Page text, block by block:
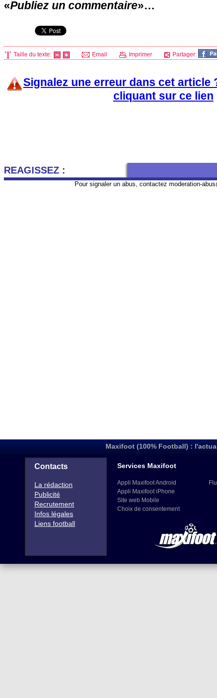
«Publiez un commentaire»…
Taille du texte: Email Imprimer Partager:
Signalez une erreur dans cet article
cliquant sur ce lien
REAGISSEZ :
Pour signaler un abus, contactez moderation-
Maxifoot (100% Football) :
Contacts
La rédaction
Publicité
Recrutement
Infos légales
Liens football
Services Maxifoot
Appli Maxifoot Android
Appli Maxifoot iPhone
Site web Mobile
Choix de consentement